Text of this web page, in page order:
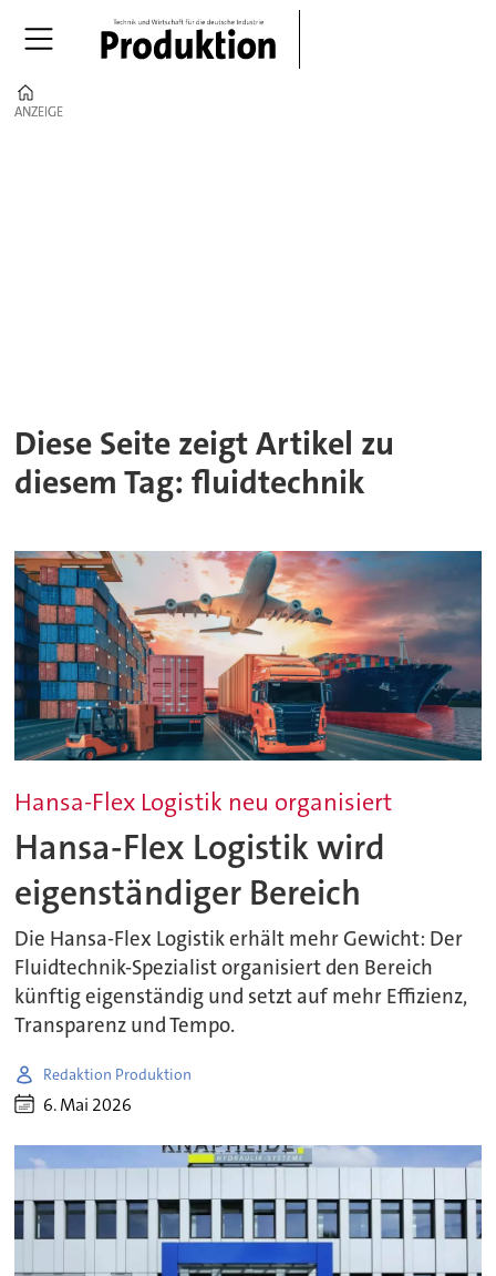
ANZEIGE
ANZEIGE
Diese Seite zeigt Artikel zu
diesem Tag: fluidtechnik
Hansa-Flex Logistik neu organisiert
Hansa-Flex Logistik wird
eigenständiger Bereich
Die Hansa-Flex Logistik erhält mehr Gewicht: Der
Fluidtechnik-Spezialist organisiert den Bereich
künftig eigenständig und setzt auf mehr Effizienz,
Transparenz und Tempo.
Redaktion Produktion
6. Mai 2026